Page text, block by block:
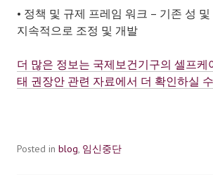
• 정책 및 규제 프레임 워크 – 기존 성
지속적으로 조정 및 개발
더 많은 정보는 국제보건기구의 셀프케
태 권장안 관련 자료에서 더 확인하실
Posted in blog, 임신중단